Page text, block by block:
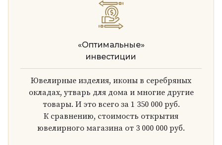
«Оптимальные»
инвестиции
Ювелирные изделия, иконы в серебряных
окладах, утварь для дома и многие другие
товары. И это всего за 1 350 000 руб.
К сравнению, стоимость открытия
ювелирного магазина от 3 000 000 руб.